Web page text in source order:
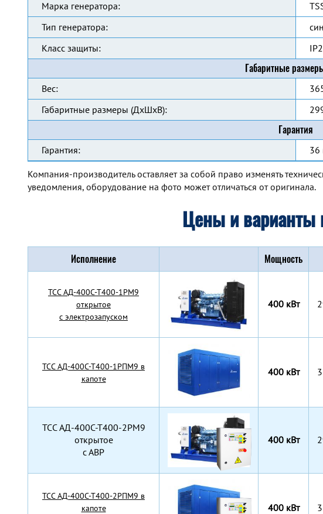
Марка генератора:
Тип генератора:
Класс защиты:
Габаритные
Вес:
Габаритные размеры (ДхШхВ):
Гарантия
Гарантия: 36
Компания-производитель оставляет за собой право изменять
уведомления, оборудование на фото может отличаться от оригинала.
Цены и варианты
Исполнение Мощность
TCC АД-400С-Т400-1РМ9
открытое
с электрозапуском
400 кВт
TCC АД-400С-Т400-1РПМ9 в
капоте
400 кВт
TCC АД-400С-Т400-2РМ9
открытое
с АВР
400 кВт
TCC АД-400С-Т400-2РПМ9 в
капоте
400 кВт